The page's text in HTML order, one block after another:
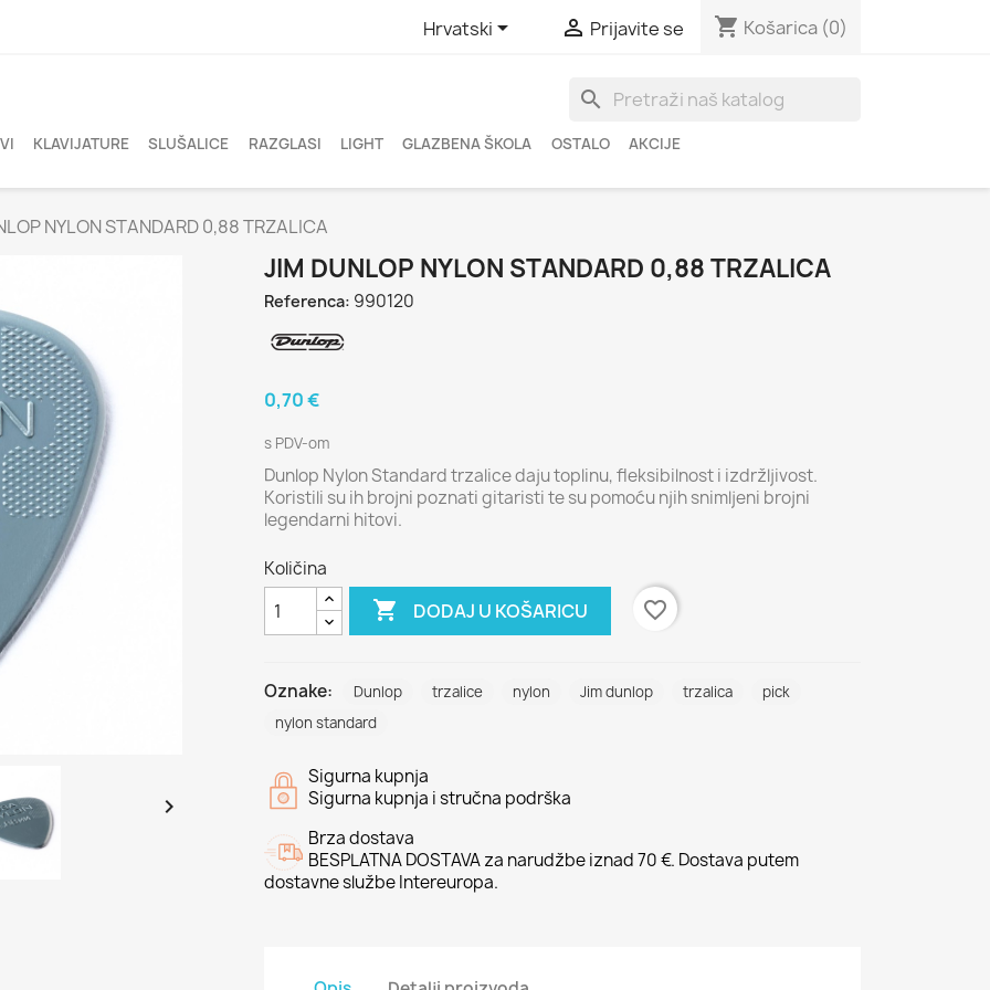
Hrvatski  Prijavite se shopping_cart Košarica (0)
search
KLAVIJATURE SLUŠALICE RAZGLASI LIGHT GLAZBENA ŠKOLA OSTALO AKCIJE
NYLON STANDARD 0,88 TRZALICA

JIM DUNLOP NYLON STANDARD 0,88 TRZALICA
Referenca: 990120
0,70 €
s PDV-om
Dunlop Nylon Standard trzalice daju toplinu, fleksibilnost i izdržljivost.
Koristili su ih brojni poznati gitaristi te su pomoću njih snimljeni brojni
legendarni hitovi.
Količina
 DODAJ U KOŠARICU favorite_border
Oznake: Dunlop trzalice nylon Jim dunlop trzalica
pick
nylon standard
Sigurna kupnja
Sigurna kupnja i stručna podrška
Brza dostava
BESPLATNA DOSTAVA za narudžbe iznad 70 €. Dostava putem
dostavne službe Intereuropa.